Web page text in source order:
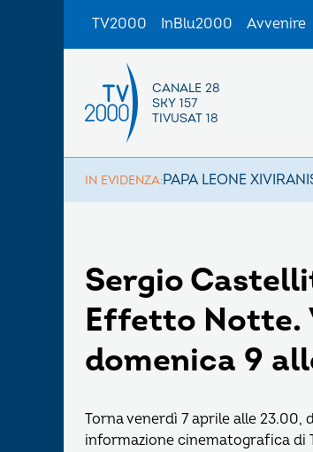
TV2000 InBlu2000 Avvenire
CANALE 28
SKY 157
TIVUSAT 18
IN EVIDENZA:PAPA LEONE XIVIRAN
Sergio
Effetto Notte.
domenica 9
Torna venerdì 7 aprile alle 23.00,
informazione cinematografica di